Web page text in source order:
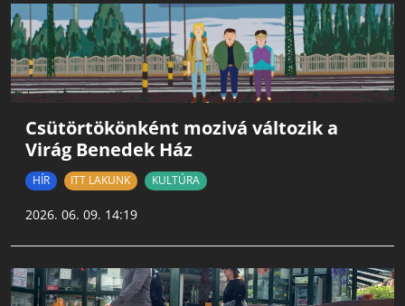
Csütörtökönként mozivá változik a
Virág Benedek Ház
HÍR ITT LAKUNK KULTÚRA
2026. 06. 09. 14:19